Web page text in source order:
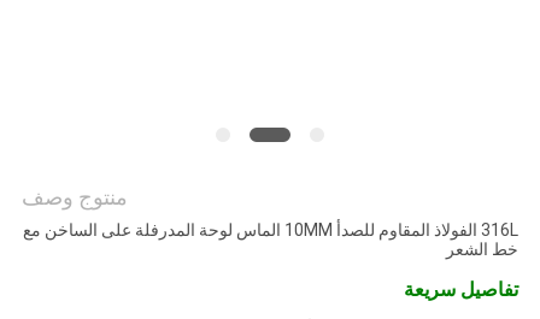
منتوج وصف
316L الفولاذ المقاوم للصدأ 10MM الماس لوحة المدرفلة على الساخن مع
خط الشعر
تفاصيل سريعة